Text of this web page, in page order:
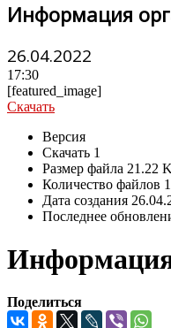
Информация
26.04.2022
17:30
[featured_image]
Скачать
Версия
Скачать 1
Размер файла 21.22
Количество файлов 1
Дата создания
Последнее
Информация
Поделиться